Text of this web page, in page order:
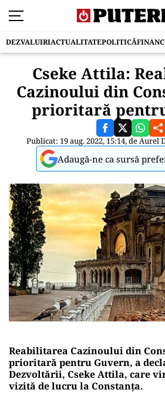
DEZVALUIRIACTUALITATEPOLITICĂ
Cseke Attila:
Cazinoului din
prioritară
Publicat: 19 aug. 2022, 15:14, deAurel
Adaugă-ne ca sursă
Reabilitarea Cazinoului din
prioritară pentru Guvern, a
Dezvoltării, Cseke Attila, care
vizită de lucru la Constanţa.